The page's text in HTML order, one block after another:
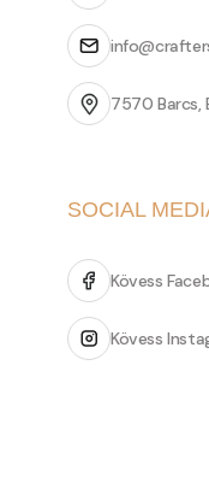
7570 Barcs,
SOCIAL
Kövess
Kövess